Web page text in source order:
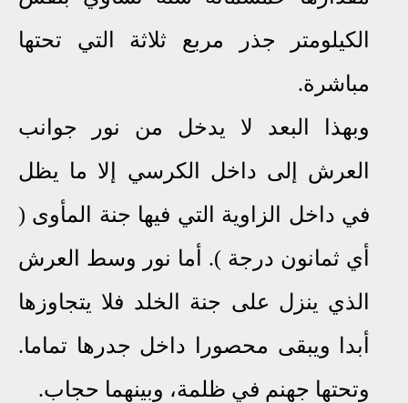
الكيلومتر جذر مربع ثلاثة التي تحتها
مباشرة.
وبهذا البعد لا يدخل من نور جوانب
العرش إلى داخل الكرسي إلا ما يظل
في داخل الزاوية التي فيها جنة المأوى (
أي ثمانون درجة ). أما نور وسط العرش
الذي ينزل على جنة الخلد فلا يتجاوزها
أبدا ويبقى محصورا داخل جدرها تماما.
وتحتها جهنم في ظلمة، وبينهما حجاب.